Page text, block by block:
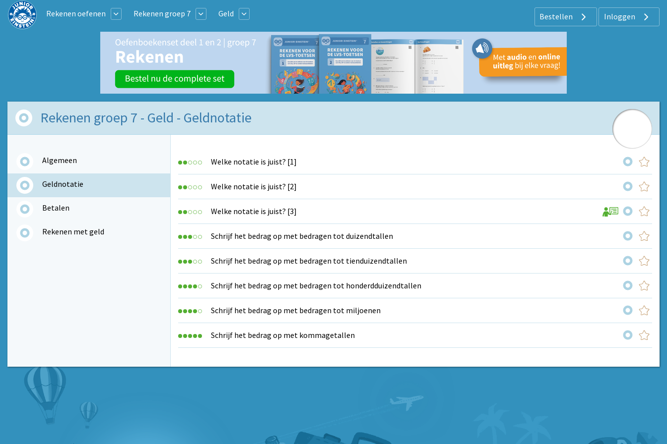
Rekenen oefenen Rekenen groep 7 Geld Bestellen Inloggen
Rekenen groep 7 - Geld - Geldnotatie
Algemeen
Geldnotatie
Betalen
Rekenen met geld
Welke notatie is juist? [1]
Welke notatie is juist? [2]
Welke notatie is juist? [3]
Schrijf het bedrag op met bedragen tot duizendtallen
Schrijf het bedrag op met bedragen tot tienduizendtallen
Schrijf het bedrag op met bedragen tot honderdduizendtallen
Schrijf het bedrag op met bedragen tot miljoenen
Schrijf het bedrag op met kommagetallen